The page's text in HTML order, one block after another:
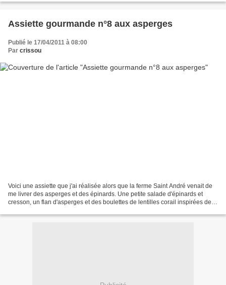
Assiette gourmande n°8 aux asperges
Publié le 17/04/2011 à 08:00
Par crissou
Voici une assiette que j'ai réalisée alors que la ferme Saint André venait de
me livrer des asperges et des épinards. Une petite salade d'épinards et
cresson, un flan d'asperges et des boulettes de lentilles corail inspirées de